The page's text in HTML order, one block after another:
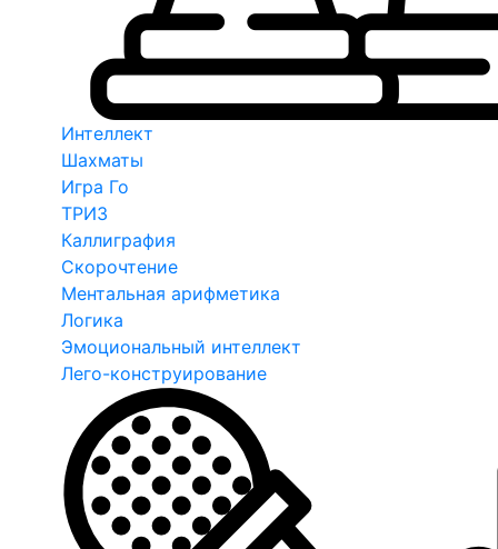
Интеллект
Шахматы
Игра Го
ТРИЗ
Каллиграфия
Скорочтение
Ментальная арифметика
Логика
Эмоциональный интеллект
Лего-конструирование